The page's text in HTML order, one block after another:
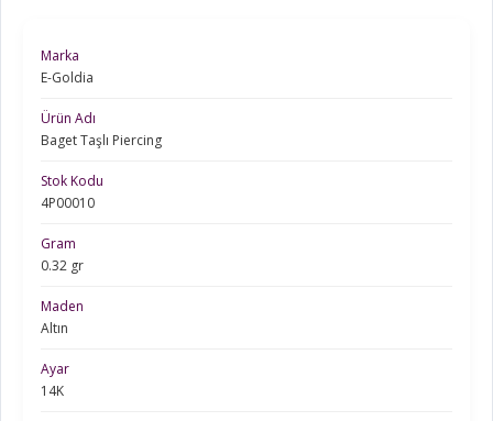
Marka
E-Goldia
Ürün Adı
Baget Taşlı Piercing
Stok Kodu
4P00010
Gram
0.32 gr
Maden
Altın
Ayar
14K